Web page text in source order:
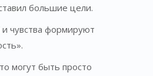
большие цели.
чувства формируют
могут быть просто